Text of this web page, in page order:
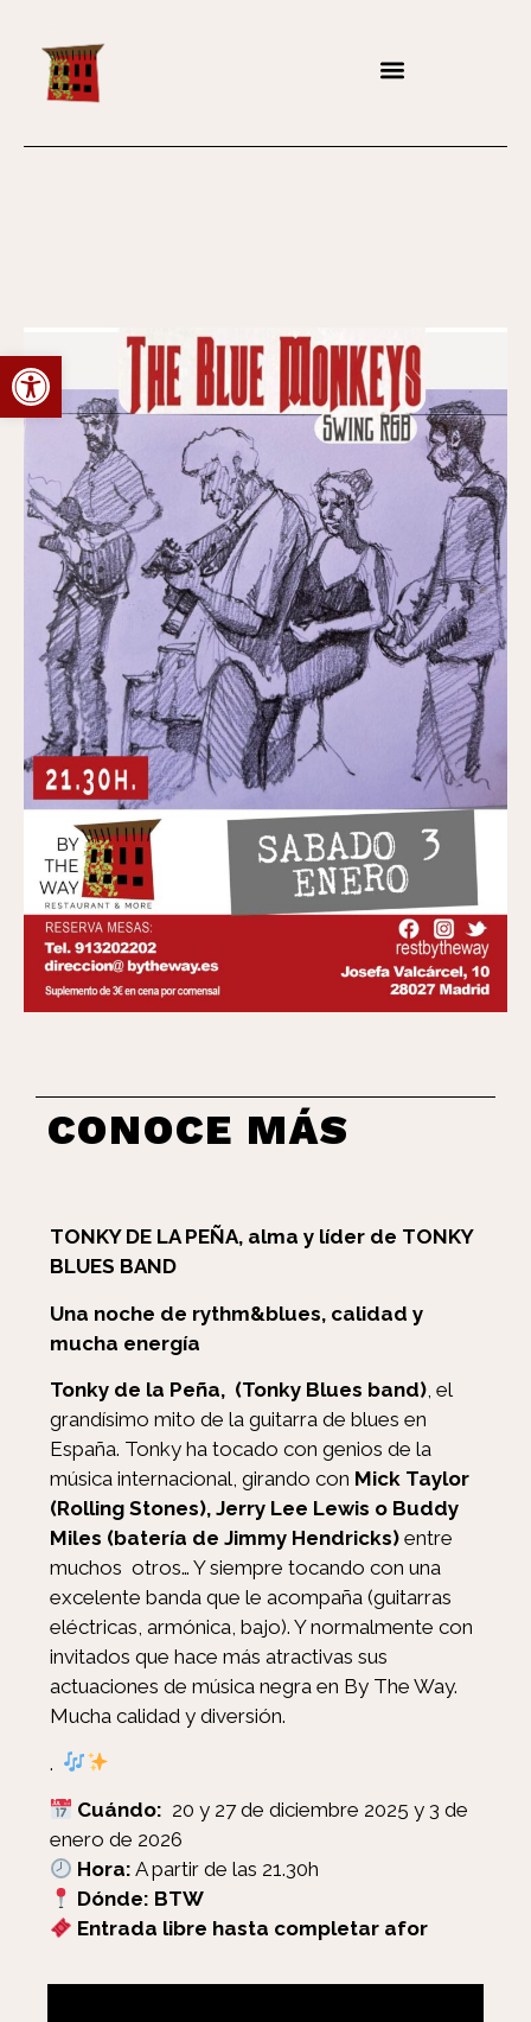
Abrir barra de herramientas
CONOCE MÁS
TONKY DE LA PEÑA, alma y líder de TONKY
BLUES BAND
Una noche de rythm&blues, calidad y
mucha energía
Tonky de la Peña, (Tonky Blues band), el
grandísimo mito de la guitarra de blues en
España. Tonky ha tocado con genios de la
música internacional, girando con Mick Taylor
(Rolling Stones), Jerry Lee Lewis o Buddy
Miles (batería de Jimmy Hendricks) entre
muchos otros… Y siempre tocando con una
excelente banda que le acompaña (guitarras
eléctricas, armónica, bajo). Y normalmente con
invitados que hace más atractivas sus
actuaciones de música negra en By The Way.
Mucha calidad y diversión.
.
Cuándo: 20 y 27 de diciembre 2025 y 3 de
enero de 2026
Hora: A partir de las 21.30h
Dónde: BTW
Entrada libre hasta completar afor